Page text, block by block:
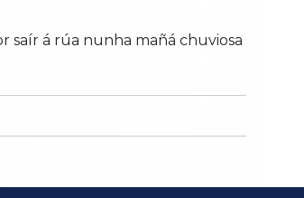
saír á rúa nunha mañá chuviosa